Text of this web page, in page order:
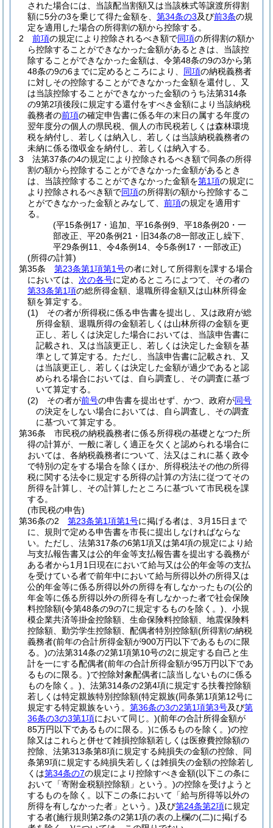
された場合には、当該配当割額又は当該株式等譲渡所得割
額に5分の3を乗じて得た金額を、 第34条の3及び前3条の規
定を適用した場合の所得割の額から控除する。
2
前項の規定により控除されるべき額で同項の所得割の額か
ら控除することができなかった金額があるときは、当該控
除することができなかった金額は、令第48条の9の3から第
48条の9の6までに定めるところにより、 同項の納税義務者
に対しその控除することができなかった金額を還付し、又
は当該控除することができなかった金額のうち法第314条
の9第2項後段に規定する還付をすべき金額により当該納税
義務者の前項の確定申告書に係る年の末日の属する年度の
翌年度分の個人の県民税、個人の市民税若しくは森林環境
税を納付し、若しくは納入し、若しくは当該納税義務者の
未納に係る徴収金を納付し、若しくは納入する。
3
法第37条の4の規定により控除されるべき額で同条の所得
割の額から控除することができなかった金額があるとき
は、当該控除することができなかった金額を第1項の規定に
より控除されるべき額で同項の所得割の額から控除するこ
とができなかった金額とみなして、 前項の規定を適用す
る。
(平15条例17・追加、平16条例9、平18条例20・一
部改正、平20条例21・旧34条の8一部改正し繰下、
平29条例11、令4条例14、令5条例17・一部改正)
(所得の計算)
第35条
第23条第1項第1号の者に対して所得割を課する場合
においては、 次の各号に定めるところによつて、その者の
第33条第1項の総所得金額、退職所得金額又は山林所得金
額を算定する。
(1)
その者が所得税に係る申告書を提出し、又は政府が総
所得金額、退職所得の金額若しくは山林所得の金額を更
正し、若しくは決定した場合においては、当該申告書に
記載され、又は当該更正し、若しくは決定した金額を基
準として算定する。 ただし、当該申告書に記載され、又
は当該更正し、若しくは決定した金額が過少であると認
められる場合においては、自ら調査し、その調査に基づ
いて算定する。
(2)
その者が前号の申告書を提出せず、かつ、政府が同号
の決定をしない場合においては、自ら調査し、その調査
に基づいて算定する。
第36条
市民税の納税義務者に係る所得税の基礎となつた所
得の計算が、一般に著しく適正を欠くと認められる場合に
おいては、各納税義務者について、法又はこれに基く政令
で特別の定をする場合を除くほか、所得税法その他の所得
税に関する法令に規定する所得の計算の方法に従つてその
所得を計算し、その計算したところに基づいて市民税を課
する。
(市民税の申告)
第36条の2
第23条第1項第1号に掲げる者は、3月15日まで
に、規則で定める申告書を市長に提出しなければならな
い。 ただし、法第317条の6第1項又は第4項の規定により給
与支払報告書又は公的年金等支払報告書を提出する義務が
ある者から1月1日現在において給与又は公的年金等の支払
を受けている者で前年中において給与所得以外の所得又は
公的年金等に係る所得以外の所得を有しなかったもの(公的
年金等に係る所得以外の所得を有しなかった者で社会保険
料控除額(令第48条の9の7に規定するものを除く。) 、小規
模企業共済等掛金控除額、生命保険料控除額、地震保険料
控除額、勤労学生控除額、配偶者特別控除額(所得割の納税
義務者(前年の合計所得金額が900万円以下であるものに限
る。)の法第314条の2第1項第10号の2に規定する自己と生
計を一にする配偶者(前年の合計所得金額が95万円以下であ
るものに限る。)で控除対象配偶者に該当しないものに係る
ものを除く。) 、法第314条の2第4項に規定する扶養控除額
若しくは特定親族特別控除額(特定親族(同条第1項第12号に
規定する特定親族をいう。 第36条の3の2第1項第3号及び第
36条の3の3第1項において同じ。)(前年の合計所得金額が
85万円以下であるものに限る。)に係るものを除く。)の控
除又はこれらと併せて雑損控除額若しくは医療費控除額の
控除、法第313条第8項に規定する純損失の金額の控除、同
条第9項に規定する純損失若しくは雑損失の金額の控除若し
くは第34条の7の規定により控除すべき金額(以下この条に
おいて「寄附金税額控除額」という。)の控除を受けようと
するものを除く。以下この条において「給与所得等以外の
所得を有しなかった者」という。)及び第24条第2項に規定
する者(施行規則第2条の2第1項の表の上欄の(二)に掲げる